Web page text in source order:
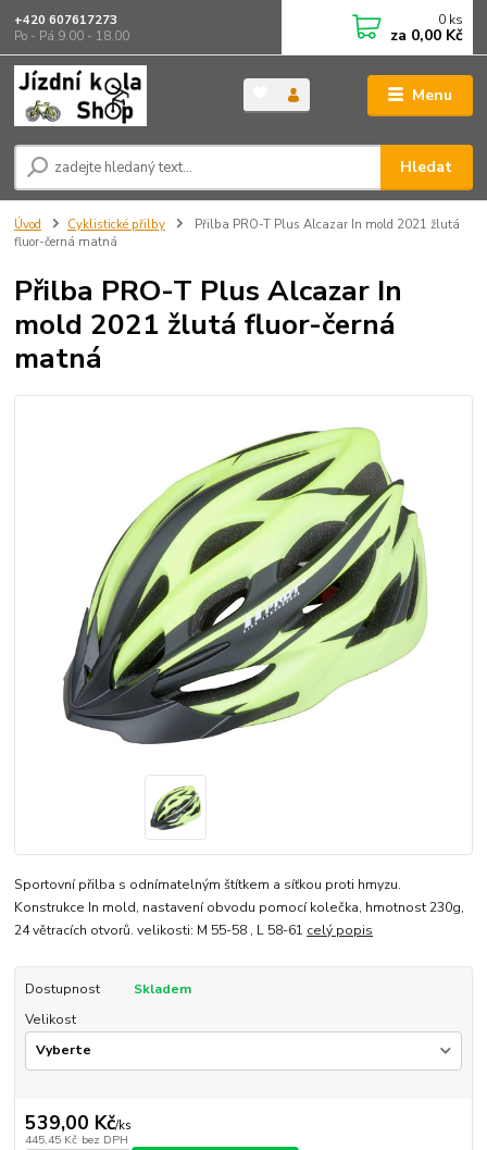
Menu
Hledat
+420 607617273
Po - Pá 9.00 - 18.00
0 ks
za 0,00 Kč
Úvod Cyklistické přilby
Přilba PRO-T Plus Alcazar In mold 2021 žlutá
fluor-černá matná
Přilba PRO-T Plus Alcazar In
mold 2021 žlutá fluor-černá
matná
Sportovní přilba s odnímatelným štítkem a síťkou proti hmyzu.
Konstrukce In mold, nastavení obvodu pomocí kolečka, hmotnost 230g,
24 větracích otvorů. velikosti: M 55-58 , L 58-61 celý popis
Dostupnost
Skladem
Velikost
539,00 Kč/ks
445,45 Kč bez DPH